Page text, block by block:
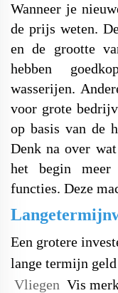
Wanneer je
de prijs weten.
en de grootte
hebben
wasserijen.
voor grote
op basis van de
Denk na over
het begin
functies. Deze
Een grotere
lange termijn geld
Vliegen Vis